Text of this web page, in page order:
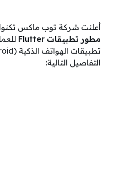
أعلنت شركة توب ماكس
مطور تطبيقات Flutter
التفاصيل التالية: